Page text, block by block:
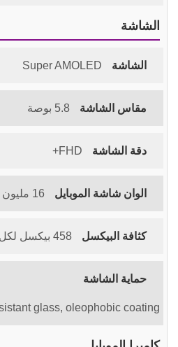
الشاشة
الشاشة Super AMOLED
مقاس الشاشة 5.8 بوصة
دقة الشاشة FHD+
الوان شاشة الموبايل 16 مليون لون
كثافة البيكسل 458 بيكسل لكل بوصة
حماية الشاشة
glass, oleophobic coating